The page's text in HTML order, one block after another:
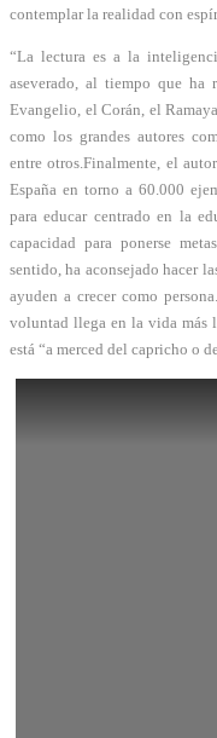
contemplar la realidad con
“La lectura es a la
aseverado, al tiempo que ha
Evangelio, el Corán, el
como los grandes autores
entre otros.Finalmente, el
España en torno a 60.000
para educar centrado en la
capacidad para ponerse
sentido, ha aconsejado hacer
ayuden a crecer como
voluntad llega en la vida más
está “a merced del capricho o